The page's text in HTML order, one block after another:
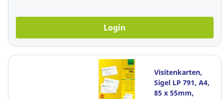
Login
Visitenkarten,
Sigel LP 791, A4,
85 x 55mm,